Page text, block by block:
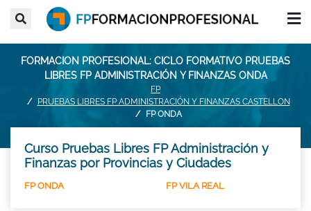
FORMACION PROFESIONAL: CICLO FORMATIVO PRUEBAS
LIBRES FP ADMINISTRACIÓN Y FINANZAS ONDA
FP
PRUEBAS LIBRES FP ADMINISTRACIÓN Y FINANZAS CASTELLON
FP ONDA
Curso Pruebas Libres FP Administración y
Finanzas por Provincias y Ciudades
FP ONDA FP VILA REAL